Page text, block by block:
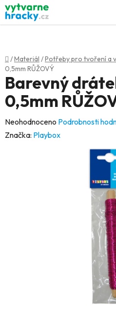
Přejít
na
obsah
Domů
/Materiál /Potřeby pro tvoření a
0,5mm RŮŽOVÝ
Barevný
0,5mm
Průměrné
hodnocení
Neohodnoceno Podrobnosti
Značka: Playbox